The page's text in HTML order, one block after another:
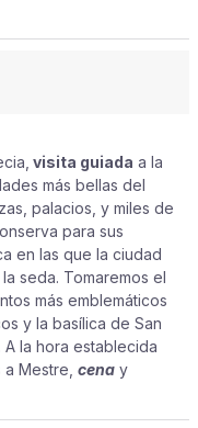
visita guiada a la
más bellas del
palacios, y miles de
para sus
en las que la ciudad
seda. Tomaremos el
más emblemáticos
y la basílica de San
A la hora establecida
Mestre, cena y